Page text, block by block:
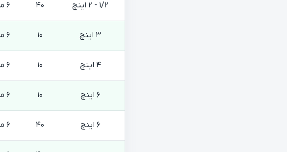
1/2 - 2 اینچ 40 6 متری
3 اینچ 10 6 متری
4 اینچ 10 6 متری
6 اینچ 10 6 متری
6 اینچ 40 6 متری